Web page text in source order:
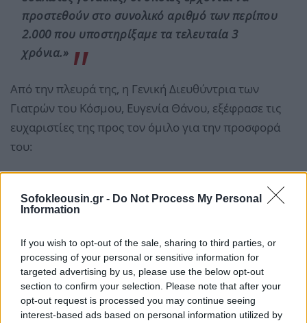
Sofokleousin.gr - Do Not Process My Personal
Information
If you wish to opt-out of the sale, sharing to third parties, or
processing of your personal or sensitive information for
targeted advertising by us, please use the below opt-out
section to confirm your selection. Please note that after your
opt-out request is processed you may continue seeing
interest-based ads based on personal information utilized by
προστεθούν στο συνολικό αριθμό των περίπου
2.000 που υποστηρίξαμε τα τελευταία 3
χρόνια.»
Από την πλευρά της, η Γενική Διευθύντρια των
Γιατρών του Κόσμου, Ευγενία Θάνου, εξέφρασε τις
ευχαριστίες της προς τον όμιλο για την προσφορά
του: